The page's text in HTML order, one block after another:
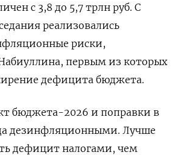
с 3,8 до 5,7 трлн руб. С
реализовались
риски,
первым из которых
дефицита бюджета.
бюджета-2026 и поправки в
дезинфляционными. Лучше
дефицит налогами, чем